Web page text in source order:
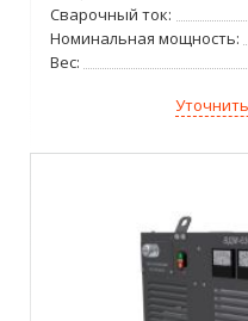
Сварочный ток:
Номинальная мощность:
Вес: